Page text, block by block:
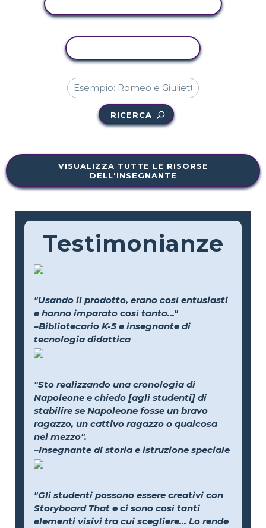
RICERCA
VISUALIZZA TUTTE LE RISORSE
DELL'INSEGNANTE
Testimonianze
"Usando il prodotto, erano così entusiasti
e hanno imparato così tanto..."
–Bibliotecario K-5 e insegnante di
tecnologia didattica
"Sto realizzando una cronologia di
Napoleone e chiedo [agli studenti] di
stabilire se Napoleone fosse un bravo
ragazzo, un cattivo ragazzo o qualcosa
nel mezzo".
–Insegnante di storia e istruzione speciale
"Gli studenti possono essere creativi con
Storyboard That e ci sono così tanti
elementi visivi tra cui scegliere... Lo rende